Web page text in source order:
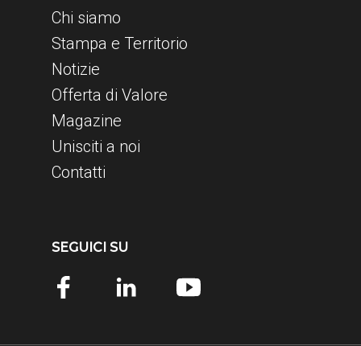
Chi siamo
Stampa e Territorio
Notizie
Offerta di Valore
Magazine
Unisciti a noi
Contatti
SEGUICI SU